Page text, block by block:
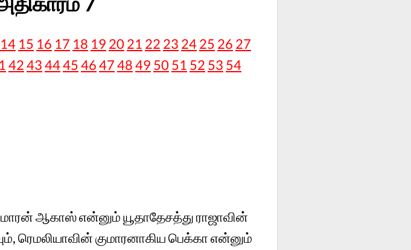
14 15 16 17 18 19 20 21 22 23 2425 26 27
4243444546474849 50 51 52 53 54
ஆகாஸ் என்னும் யூதாதேசத்து ராஜாவின்
ரெமலியாவின் குமாரனாகிய பெக்கா என்னும்